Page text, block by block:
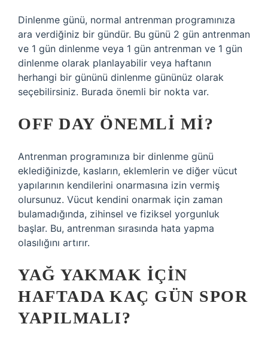
Dinlenme günü, normal antrenman programınıza
ara verdiğiniz bir gündür. Bu günü 2 gün antrenman
ve 1 gün dinlenme veya 1 gün antrenman ve 1 gün
dinlenme olarak planlayabilir veya haftanın
herhangi bir gününü dinlenme gününüz olarak
seçebilirsiniz. Burada önemli bir nokta var.
OFF DAY ÖNEMLI MI?
Antrenman programınıza bir dinlenme günü
eklediğinizde, kasların, eklemlerin ve diğer vücut
yapılarının kendilerini onarmasına izin vermiş
olursunuz. Vücut kendini onarmak için zaman
bulamadığında, zihinsel ve fiziksel yorgunluk
başlar. Bu, antrenman sırasında hata yapma
olasılığını artırır.
YAĞ YAKMAK IÇIN
HAFTADA KAÇ GÜN SPOR
YAPILMALI?